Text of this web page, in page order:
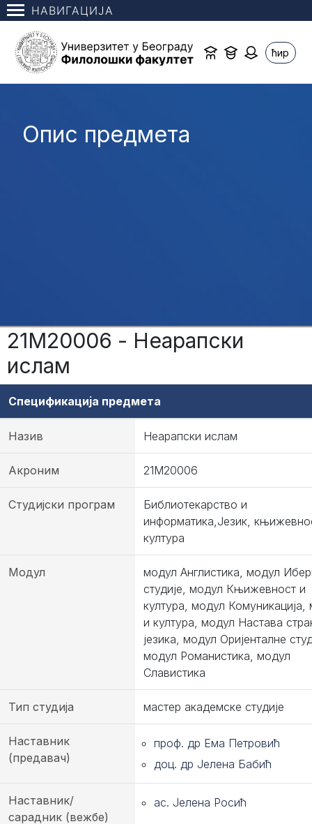
НАВИГАЦИЈА
ћир
Опис предмета
21М20006 - Неарапски
ислам
Спецификација предмета
Назив Неарапски ислам
Акроним 21М20006
Студијски програм
Библиотекарство и
информатика,Језик,
култура
Модул
модул Англистика, модул
студије, модул Књижевност и
култура, модул Комуникација,
и култура, модул Настава
језика, модул Оријенталне
модул Романистика, модул
Славистика
Тип студија мастер академске студије
Наставник
(предавач)
проф. др Ема Петровић
доц. др Јелена Бабић
Наставник/
сарадник (вежбе)
ас. Јелена Росић